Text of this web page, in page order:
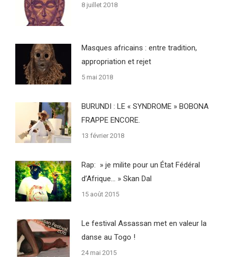
8 juillet 2018
Masques africains : entre tradition,
appropriation et rejet
5 mai 2018
BURUNDI : LE « SYNDROME » BOBONA
FRAPPE ENCORE.
13 février 2018
Rap: » je milite pour un État Fédéral
d’Afrique… » Skan Dal
15 août 2015
Le festival Assassan met en valeur la
danse au Togo !
24 mai 2015